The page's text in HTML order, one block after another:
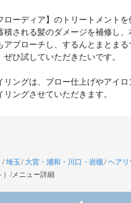
ローディア】のトリートメントを
積される髪のダメージを補修し
アプローチし、するんとまとま
ひ試していただきたいです。
リングは、ブロー仕上げやアイ
/埼玉/大宮・浦和・川口・岩槻/ヘアリ
）/メニュー詳細